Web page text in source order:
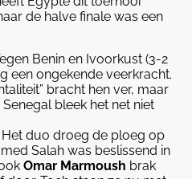
de halve finale was een
Benin en Ivoorkust (3-2
een ongekende veerkracht.
bracht hen ver, maar
bleek het net niet
Het duo droeg de ploeg op
Salah was beslissend in
Omar Marmoush brak